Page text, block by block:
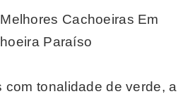
com tonalidade de verde, a